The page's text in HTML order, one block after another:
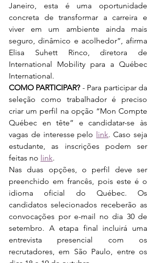
Janeiro, esta é uma oportunidade
concreta de transformar a carreira e
viver em um ambiente ainda mais
seguro, dinâmico e acolhedor”, afirma
Elisa Suhett Rinco, diretora de
International Mobility para a Québec
International.
COMO PARTICIPAR? - Para participar da
seleção como trabalhador é preciso
criar um perfil na opção “Mon Compte
Québec en tête” e candidatar-se às
vagas de interesse pelo
link. Caso seja
estudante, as inscrições podem ser
feitas no link.
Nas duas opções, o perfil deve ser
preenchido em francês, pois este é o
idioma oficial do Québec. Os
candidatos selecionados receberão as
convocações por e-mail no dia 30 de
setembro. A etapa final incluirá uma
entrevista presencial com os
recrutadores, em São Paulo, entre os